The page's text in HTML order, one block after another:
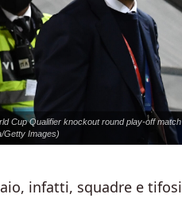
Cup Qualifier knockout round play-off match
Getty Images)
infatti, squadre e tifosi